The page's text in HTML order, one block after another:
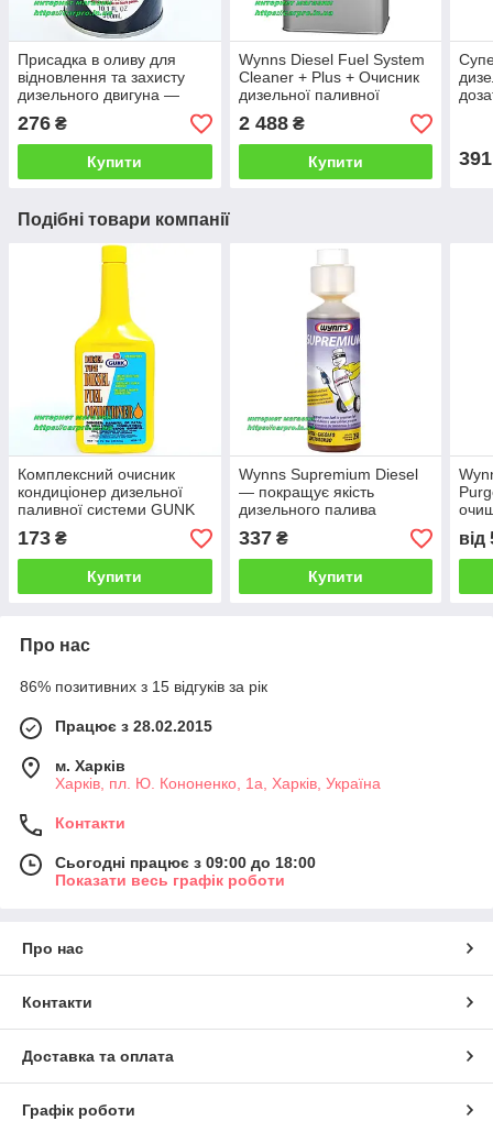
Присадка в оливу для
відновлення та захисту
дизельного двигуна —
STP Diesel Oil Treatment
276 ₴
Купити
Wynns Diesel Fuel System
Cleaner + Plus + Очисник
дизельної паливної
системи, підвищує
цетанове число.
2 488₴
Купити 391
Подібні товари компанії
Комплексний очисник
кондиціонер дизельної
паливної системи GUNK
Conditioner
173 ₴
Купити
Wynns Supremium Diesel
— покращує якість
дизельного палива
337₴
Купити
від
Про нас
86% позитивних з 15 відгуків за рік
Працює з 28.02.2015
м. Харків
Харків, пл. Ю. Кононенко, 1а, Харків, Україна
Контакти
Сьогодні працює з 09:00 до 18:00
Показати весь графік роботи
Про нас
Контакти
Доставка та оплата
Графік роботи